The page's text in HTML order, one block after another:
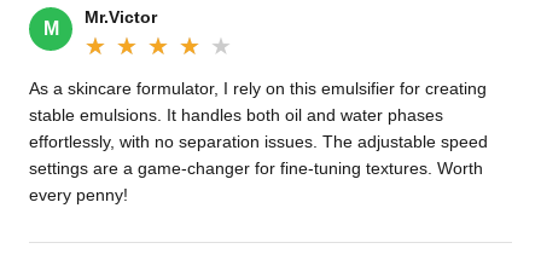
M
Mr.Victor
★★★★★
★★★★★
As a skincare formulator, I rely on this emulsifier for creating
stable emulsions. It handles both oil and water phases
effortlessly, with no separation issues. The adjustable speed
settings are a game-changer for fine-tuning textures. Worth
every penny!